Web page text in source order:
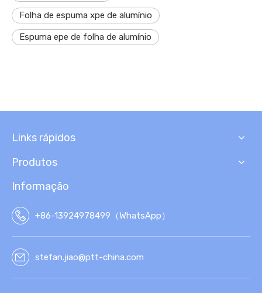
Folha de espuma xpe de alumínio
Espuma epe de folha de alumínio
Links rápidos
Produtos
Informação
+86-13924978499（WhatsApp）
stefan.jiao@ptt-china.com